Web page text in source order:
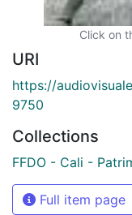
Click on
URI
https://
9750
Collections
FFDO - Cali -
Full item page